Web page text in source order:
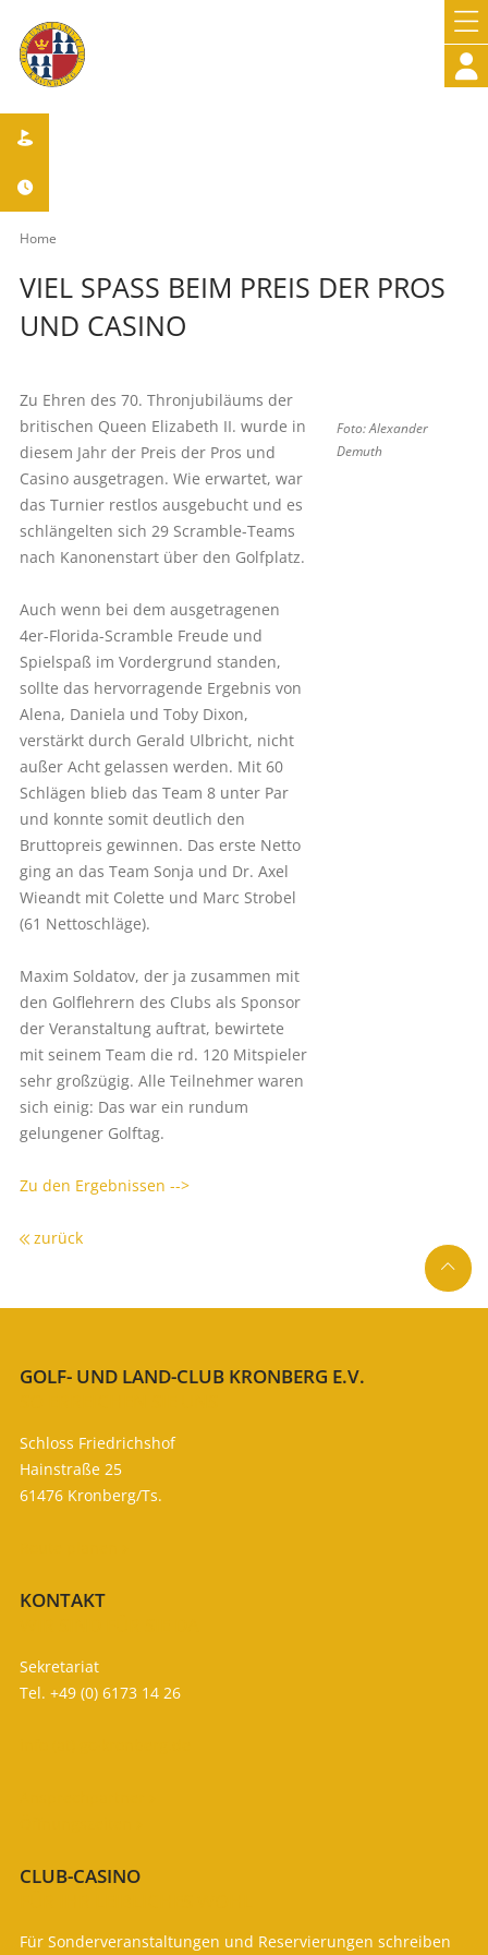



Home
VIEL SPASS BEIM PREIS DER PROS U
ND CASINO
Zu Ehren des 70. Thronjubiläums der
britischen Queen Elizabeth II. wurde in
diesem Jahr der Preis der Pros und
Casino ausgetragen. Wie erwartet, war
das Turnier restlos ausgebucht und es
schlängelten sich 29 Scramble-Teams
nach Kanonenstart über den Golfplatz.
Auch wenn bei dem ausgetragenen
4er-Florida-Scramble Freude und
Spielspaß im Vordergrund standen,
sollte das hervorragende Ergebnis von
Alena, Daniela und Toby Dixon,
verstärkt durch Gerald Ulbricht, nicht
außer Acht gelassen werden. Mit 60
Schlägen blieb das Team 8 unter Par
und konnte somit deutlich den
Bruttopreis gewinnen. Das erste Netto
ging an das Team Sonja und Dr. Axel
Wieandt mit Colette und Marc Strobel
(61 Nettoschläge).
Maxim Soldatov, der ja zusammen mit
den Golflehrern des Clubs als Sponsor
der Veranstaltung auftrat, bewirtete
mit seinem Team die rd. 120 Mitspieler
sehr großzügig. Alle Teilnehmer waren
sich einig: Das war ein rundum
gelungener Golftag.
Zu den Ergebnissen -->
Foto: Alexander
Demuth
zurück

GOLF- UND LAND-CLUB KRONBERG E.V.
Schloss Friedrichshof
Hainstraße 25
61476 Kronberg/Ts.
KONTAKT
Sekretariat
Tel. +49 (0) 6173 14 26
CLUB-CASINO
Für Sonderveranstaltungen und Reservierungen schreiben